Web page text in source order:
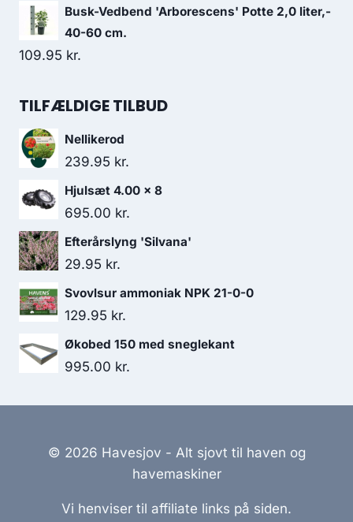
Busk-Vedbend 'Arborescens' Potte 2,0 liter,-
40-60 cm.
109.95 kr.
TILFÆLDIGE TILBUD
Nellikerod
239.95 kr.
Hjulsæt 4.00 x 8
695.00 kr.
Efterårslyng 'Silvana'
29.95 kr.
Svovlsur ammoniak NPK 21-0-0
129.95 kr.
Økobed 150 med sneglekant
995.00 kr.
© 2026 Havesjov - Alt sjovt til haven og
havemaskiner
Vi henviser til affiliate links på siden.